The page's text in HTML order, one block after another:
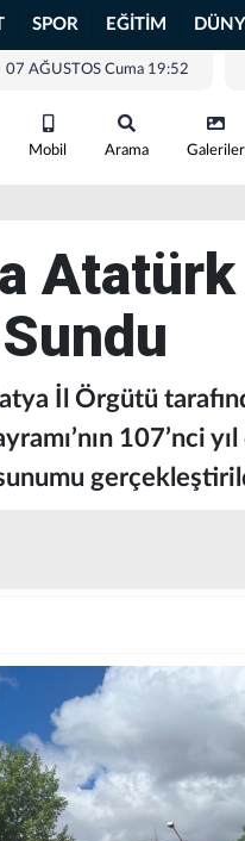
SPOR EĞİTİM
07 AĞUSTOS Cuma 19:52
Mobil Arama Galeriler
Atatürk
İl Örgütü
107’nci